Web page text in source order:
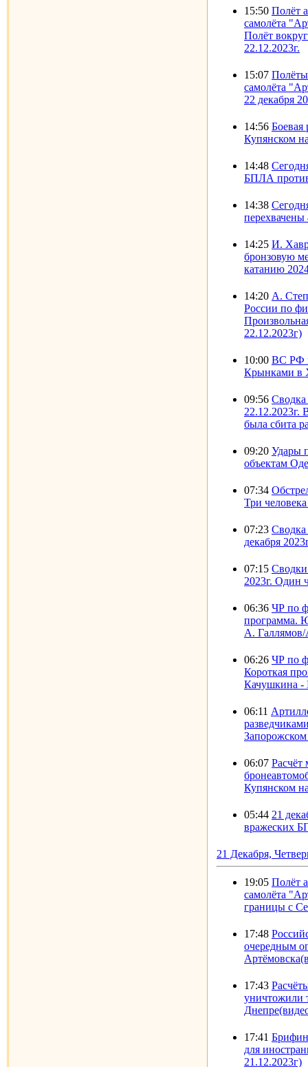
15:50 Полёт
самолёта
Полёт
22.12.2023г.
15:07 Полёты
самолёта
22 декабря
14:56 Боевая
Купянском
14:48
БПЛА
14:38
14:25 И.
бронзовую
катанию
14:20 А.
России по
22.12.2023г)
10:00 ВС РФ
Крынками в
09:56 Сводка
22.12.2023г.
была сбита
09:20 Удары
объектам
07:34
Три
07:23 Сводка
декабря
07:15 Сводки
2023г. Один
06:36 ЧР по
программа.
А.
06:26 ЧР по
Короткая
Качушкина -
06:11
06:07
Купянском
05:44 21
вражеских
21 Декабря,
19:05 Полёт
самолёта
границы с
17:48
очередным
17:43
уничтожили
17:41
для
21.12.2023г)